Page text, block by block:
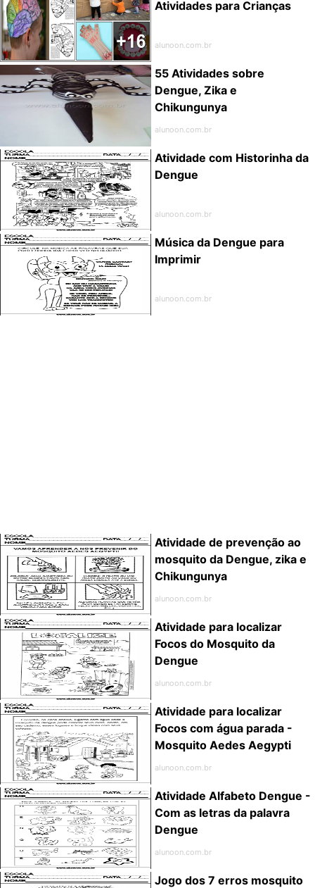
Atividades para Crianças
alunoon.com.br
55 Atividades sobre
Dengue, Zika e
Chikungunya
alunoon.com.br
Atividade com Historinha da
Dengue
alunoon.com.br
Música da Dengue para
Imprimir
alunoon.com.br
Atividade de prevenção ao
mosquito da Dengue, zika e
Chikungunya
alunoon.com.br
Atividade para localizar
Focos do Mosquito da
Dengue
alunoon.com.br
Atividade para localizar
Focos com água parada -
Mosquito Aedes Aegypti
alunoon.com.br
Atividade Alfabeto Dengue -
Com as letras da palavra
Dengue
alunoon.com.br
Jogo dos 7 erros mosquito